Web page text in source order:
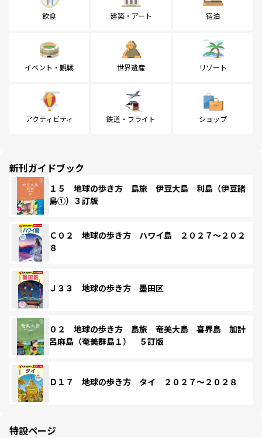
飲食 建築・アート 宿泊
イベント・観戦 世界遺産 リゾート
アクティビティ 鉄道・フライト ショップ
新刊ガイドブック
１５ 地球の歩き方 島旅 伊豆大島 利島（伊豆諸
島①）３訂版
Ｃ０２ 地球の歩き方 ハワイ島 ２０２７～２０２
８
Ｊ３３ 地球の歩き方 墨田区
０２ 地球の歩き方 島旅 奄美大島 喜界島 加計
呂麻島（奄美群島１） ５訂版
Ｄ１７ 地球の歩き方 タイ ２０２７～２０２８
特設ページ